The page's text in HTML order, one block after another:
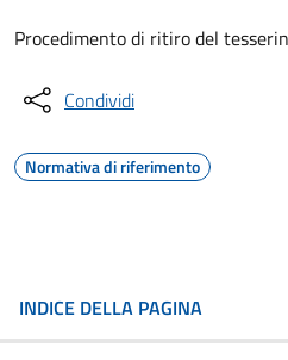
Procedimento di ritiro del
Condividi
Normativa di riferimento
INDICE DELLA PAGINA